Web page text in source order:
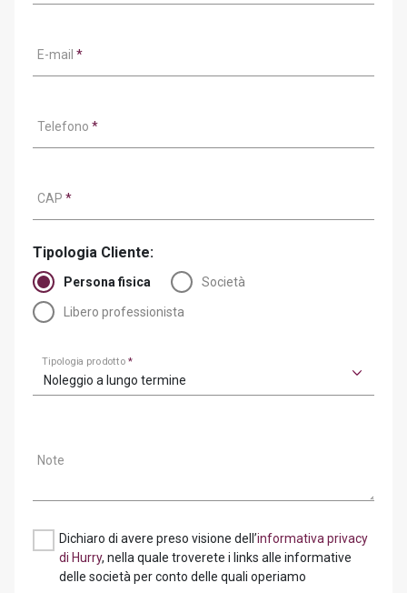
E-mail *
Telefono *
CAP *
Tipologia Cliente:
Persona fisica Società
Libero professionista
Tipologia prodotto*
Noleggio a lungo termine
Note
Dichiaro di avere preso visione dell’informativa privacy
di Hurry, nella quale troverete i links alle informative
delle società per conto delle quali operiamo